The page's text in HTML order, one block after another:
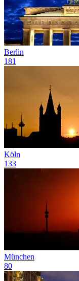
Berlin
181
Köln
133
München
80